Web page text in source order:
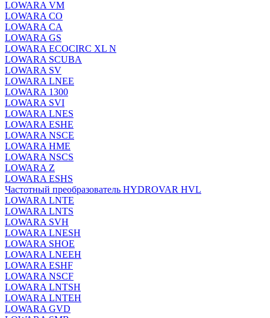
LOWARA VM
LOWARA CO
LOWARA CA
LOWARA GS
LOWARA ECOCIRC XL N
LOWARA SCUBA
LOWARA SV
LOWARA LNEE
LOWARA 1300
LOWARA SVI
LOWARA LNES
LOWARA ESHE
LOWARA NSCE
LOWARA HME
LOWARA NSCS
LOWARA Z
LOWARA ESHS
Частотный преобразователь HYDROVAR HVL
LOWARA LNTE
LOWARA LNTS
LOWARA SVH
LOWARA LNESH
LOWARA SHOE
LOWARA LNEEH
LOWARA ESHF
LOWARA NSCF
LOWARA LNTSH
LOWARA LNTEH
LOWARA GVD